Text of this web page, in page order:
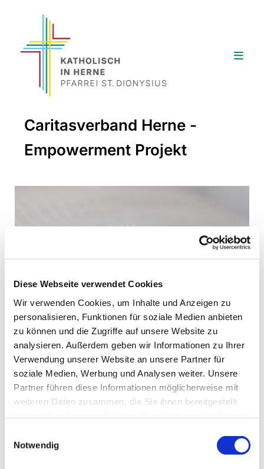
Diese Webseite verwendet Cookies
Wir verwenden Cookies, um Inhalte und Anzeigen zu
personalisieren, Funktionen für soziale Medien anbieten
zu können und die Zugriffe auf unsere Website zu
analysieren. Außerdem geben wir Informationen zu Ihrer
Verwendung unserer Website an unsere Partner für
soziale Medien, Werbung und Analysen weiter. Unsere
Partner führen diese Informationen möglicherweise mit
weiteren Daten zusammen, die Sie ihnen bereitgestellt
Notwendig
Caritasverband Herne -
Empowerment Projekt
Montag, 5. April 2027, 10:00 Uhr
Pfarrzentrum, Bahnhofstraße 38,
44623 Herne